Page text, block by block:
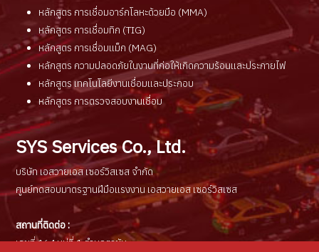
หลักสูตร การเชื่อมอาร์กโลหะด้วยมือ (MMA)
หลักสูตร การเชื่อมทิก (TIG)
หลักสูตร การเชื่อมแม็ก (MAG)
หลักสูตร ความปลอดภัยในงานที่ก่อให้เกิดความร้อนและประกายไฟ
หลักสูตร เทคโนโลยีงานเชื่อมและประกอบ
หลักสูตร การตรวจสอบงานเชื่อม
SYS Services Co., Ltd.
บริษัท เอสวายเอส เซอร์วิสเซส จำกัด
ศูนย์ทดสอบมาตรฐานฝีมือแรงงาน เอสวายเอส เซอร์วิสเซส
สถานที่ติดต่อ :
เลขที่ 164 หมู่ที่ 1 ตำบลตาขัน